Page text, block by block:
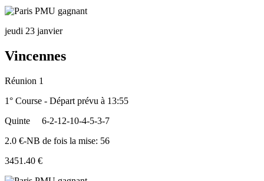
jeudi 23 janvier
Vincennes
Réunion 1
1° Course - Départ prévu à 13:55
Quinte
6-2-12-10-4-5-3-7
2.0 €-NB de fois la mise: 56
3451.40 €